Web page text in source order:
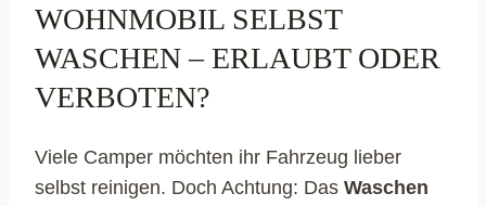
WOHNMOBIL SELBST
WASCHEN – ERLAUBT ODER
VERBOTEN?
Viele Camper möchten ihr Fahrzeug lieber
selbst reinigen. Doch Achtung: Das Waschen